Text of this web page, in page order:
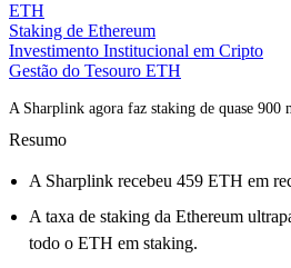
ETH
Staking de Ethereum
Investimento Institucional em Cripto
Gestão do Tesouro ETH
A Sharplink agora faz staking de quase
Resumo
A Sharplink recebeu 459 ETH em
A taxa de staking da Ethereum
todo o ETH em staking.